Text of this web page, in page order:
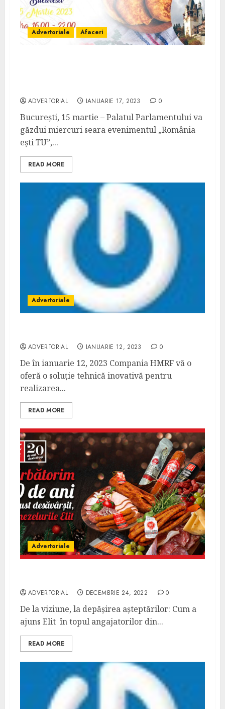
Advertoriale Afaceri
ADVERTORIAL IANUARIE 17, 2023 0
București, 15 martie – Palatul Parlamentului va
găzdui miercuri seara evenimentul „România
ești TU”,...
READ MORE
Advertoriale
ADVERTORIAL IANUARIE 12, 2023 0
De în ianuarie 12, 2023 Compania HMRF vă o
oferă o soluție tehnică inovativă pentru
realizarea...
READ MORE
Advertoriale
ADVERTORIAL DECEMBRIE 24, 2022 0
De la viziune, la depășirea așteptărilor: Cum a
ajuns Elit în topul angajatorilor din...
READ MORE